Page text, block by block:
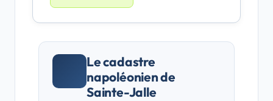
Le cadastre
napoléonien de
Sainte-Jalle